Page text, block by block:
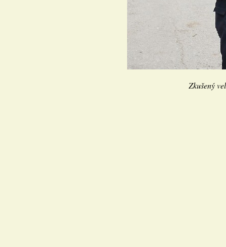
Zkušený